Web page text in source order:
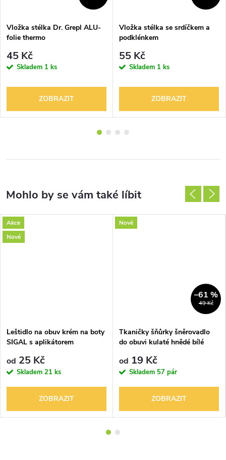
Vložka stélka Dr. Grepl ALU-
folie thermo
45 Kč
Skladem 1 ks
ZOBRAZIT
Vložka stélka se srdíčkem a
podklénkem
55 Kč
Skladem 1 ks
ZOBRAZIT
Akce
Nové
Leštidlo na obuv krém na boty
SIGAL s aplikátorem
od 25 Kč
Skladem 21 ks
ZOBRAZIT
Nové
49 Kč
–61 %
Tkaničky šňůrky šněrovadlo
do obuvi kulaté hnědé bílé
od 19 Kč
Skladem 57 pár
ZOBRAZIT